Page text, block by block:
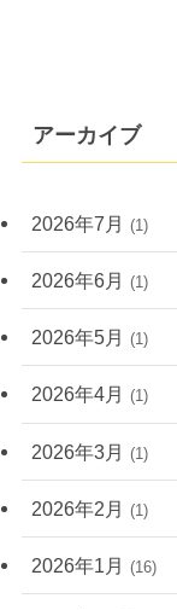
アーカイブ
2026年7月 (1)
2026年6月 (1)
2026年5月 (1)
2026年4月 (1)
2026年3月 (1)
2026年2月 (1)
2026年1月 (16)